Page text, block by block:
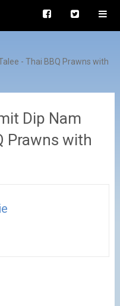
- Thai BBQ Prawns with
Dip Nam
Prawns with